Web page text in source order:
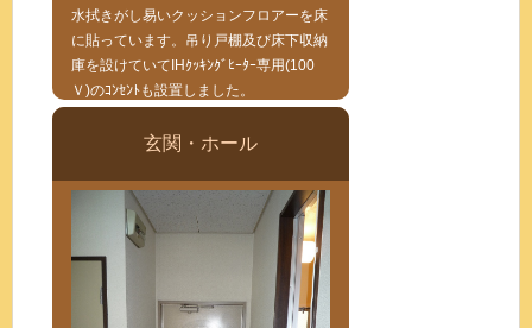
水拭きがし易いクッションフロアーを床
に貼っています。吊り戸棚及び床下収納
庫を設けていてIHｸｯｷﾝｸﾞﾋｰﾀｰ専用(100
Ｖ)のｺﾝｾﾝﾄも設置しました。
玄関・ホール